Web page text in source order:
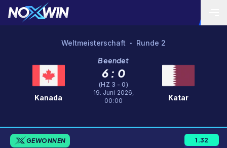
Weltmeisterschaft • Runde 2
Kanada
Beendet
6 : 0
(HZ 3 - 0)
19. Juni 2026,
00:00
Katar
GEWONNEN 1.32